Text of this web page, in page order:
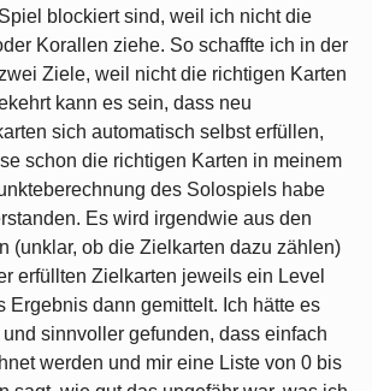
blockiert sind, weil ich nicht die
Korallen ziehe. So schaffte ich in der
Ziele, weil nicht die richtigen Karten
kann es sein, dass neu
sich automatisch selbst erfüllen,
schon die richtigen Karten in meinem
des Solospiels habe
Es wird irgendwie aus den
(unklar, ob die Zielkarten dazu zählen)
erfüllten Zielkarten jeweils ein Level
Ergebnis dann gemittelt. Ich hätte es
sinnvoller gefunden, dass einfach
werden und mir eine Liste von 0 bis